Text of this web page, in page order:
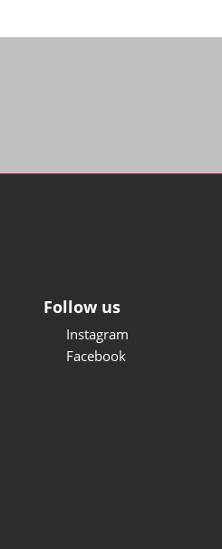
Follow us
Instagram
Facebook